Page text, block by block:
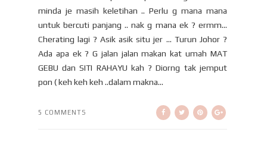
minda je masih keletihan .. Perlu g mana mana
untuk bercuti panjang .. nak g mana ek ? ermm...
Cherating lagi ? Asik asik situ jer ... Turun Johor ?
Ada apa ek ? G jalan jalan makan kat umah MAT
GEBU dan SITI RAHAYU kah ? Diorng tak jemput
pon ( keh keh keh ..dalam makna...
5 COMMENTS